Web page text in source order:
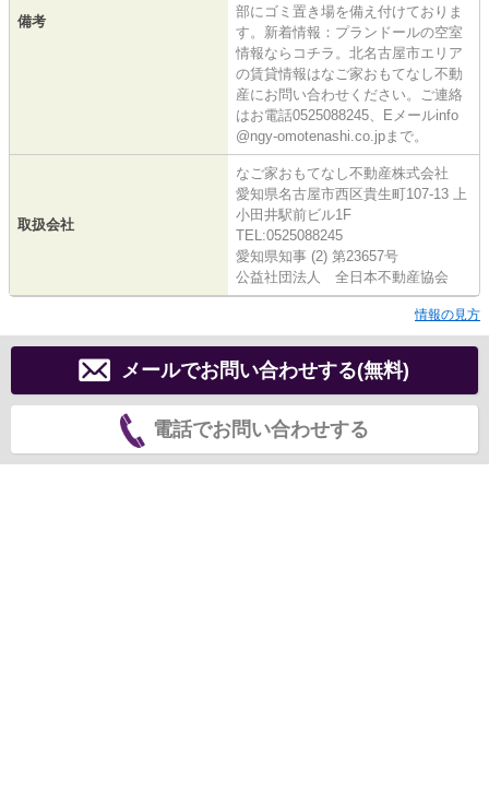
備考
部にゴミ置き場を備え付けておりま
す。新着情報：プランドールの空室
情報ならコチラ。北名古屋市エリア
の賃貸情報はなご家おもてなし不動
産にお問い合わせください。ご連絡
はお電話0525088245、Eメールinfo
@ngy-omotenashi.co.jpまで。
取扱会社
なご家おもてなし不動産株式会社
愛知県名古屋市西区貴生町107-13 上
小田井駅前ビル1F
TEL:0525088245
愛知県知事 (2) 第23657号
公益社団法人 全日本不動産協会
情報の見方
メールでお問い合わせする(無料)
電話でお問い合わせする